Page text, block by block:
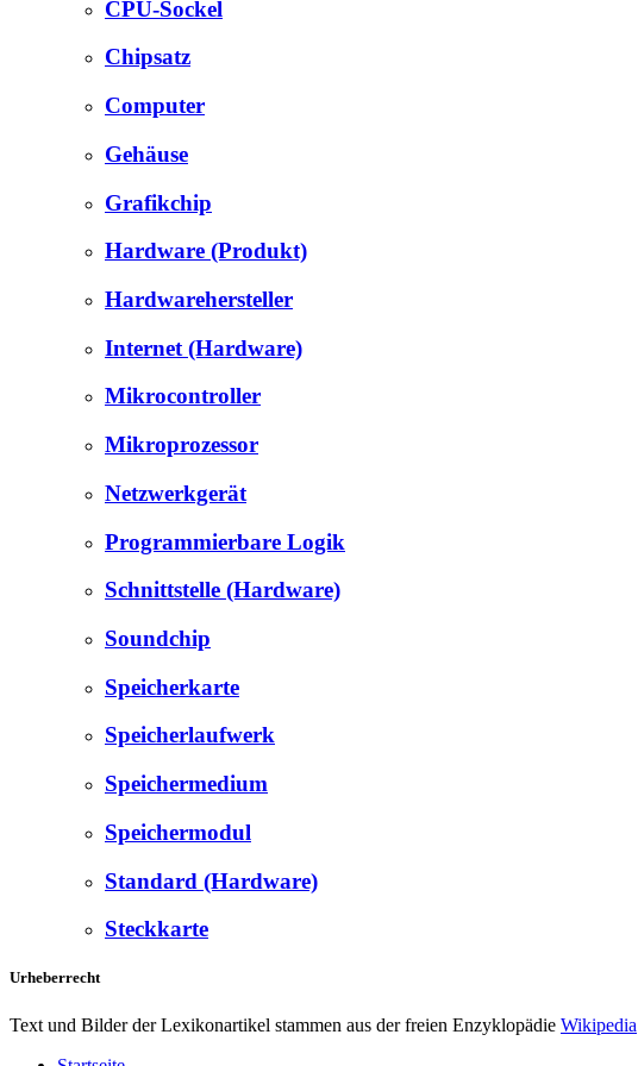
CPU-Sockel
Chipsatz
Computer
Gehäuse
Grafikchip
Hardware (Produkt)
Hardwarehersteller
Internet (Hardware)
Mikrocontroller
Mikroprozessor
Netzwerkgerät
Programmierbare Logik
Schnittstelle (Hardware)
Soundchip
Speicherkarte
Speicherlaufwerk
Speichermedium
Speichermodul
Standard (Hardware)
Steckkarte
Urheberrecht
Text und Bilder der Lexikonartikel stammen aus der freien Enzyklopädie Wikipedia